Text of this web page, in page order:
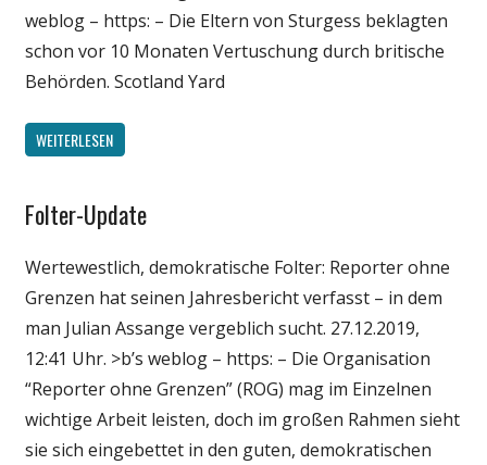
weblog – https: – Die Eltern von Sturgess beklagten
schon vor 10 Monaten Vertuschung durch britische
Behörden. Scotland Yard
WEITERLESEN
Gesellschaft
Politik
Wissenschaft
Folter-Update
Wertewestlich, demokratische Folter: Reporter ohne
Grenzen hat seinen Jahresbericht verfasst – in dem
man Julian Assange vergeblich sucht. 27.12.2019,
12:41 Uhr. >b’s weblog – https: – Die Organisation
“Reporter ohne Grenzen” (ROG) mag im Einzelnen
wichtige Arbeit leisten, doch im großen Rahmen sieht
sie sich eingebettet in den guten, demokratischen